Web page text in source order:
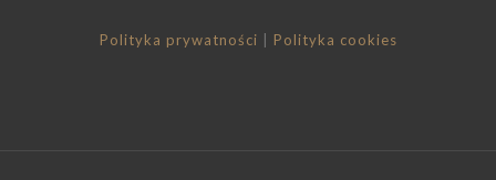
Polityka prywatności Polityka cookies